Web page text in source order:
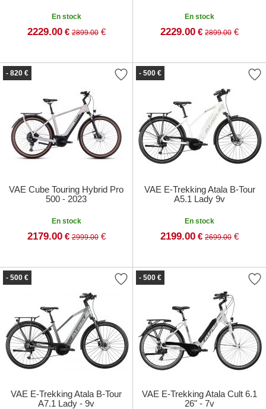
En stock
2229.00 € 2899.00€
En stock
2229.00 € 2899.00 €
- 820 €
VAE Cube Touring Hybrid Pro
500 - 2023
En stock
2179.00 € 2999.00€
- 500 €
VAE E-Trekking Atala B-Tour
A5.1 Lady 9v
En stock
2199.00 € 2699.00 €
- 500 €
VAE E-Trekking Atala B-Tour
A7.1 Lady - 9v
- 500 €
VAE E-Trekking Atala Cult 6.1
26" - 7v